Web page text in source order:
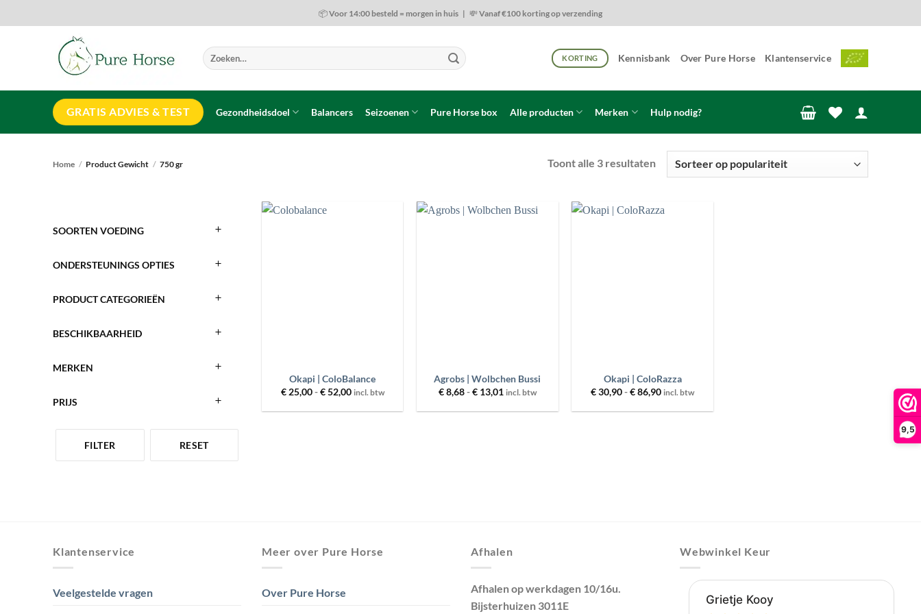
9,5
naar
📦 Voor 14:00 besteld = morgen in huis | 💸 Vanaf €100 korting op verzending
Zoeken
naar:
KORTING Kennisbank Over Pure Horse Klantenservice
GRATIS ADVIES & TEST Gezondheidsdoel Balancers Seizoenen Pure Horse box Alle producten Merken Hulp nodig?
Home / Product Gewicht / 750 gr Toont alle 3 resultatenGesorteerd
op
SOORTEN VOEDING
ONDERSTEUNINGS OPTIES
PRODUCT CATEGORIEËN
BESCHIKBAARHEID
MERKEN
PRIJS
FILTER RESET
Okapi | ColoBalance
€25,00-€52,00Prijsklasse:
tot
incl. btw
Agrobs | Wolbchen Bussi
€8,68-€13,01Prijsklasse:
tot
incl. btw
Okapi | ColoRazza
€30,90-€86,90Prijsklasse:
tot
incl. btw
Klantenservice
Veelgestelde vragen
Meer over Pure Horse
Over Pure Horse
Afhalen
Afhalen op werkdagen 10/16u.
Bijsterhuizen 3011E
Webwinkel Keur